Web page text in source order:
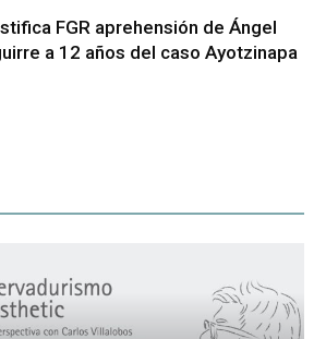
FGR aprehensión de Ángel
a 12 años del caso Ayotzinapa